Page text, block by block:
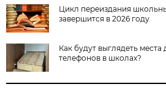
Цикл переиздания
завершится в 2026 году
Как будут выглядеть места
телефонов в школах?